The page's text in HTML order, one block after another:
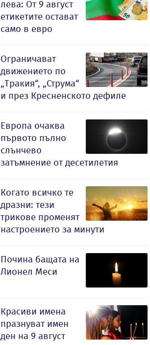
лева: От 9 август
етикетите остават
само в евро
Ограничават
движението по
„Тракия“, „Струма“
и през Кресненското дефиле
Европа очаква
първото пълно
слънчево
затъмнение от десетилетия
Когато всичко те
дразни: тези
трикове променят
настроението за минути
Почина бащата на
Лионел Меси
Красиви имена
празнуват имен
ден на 9 август